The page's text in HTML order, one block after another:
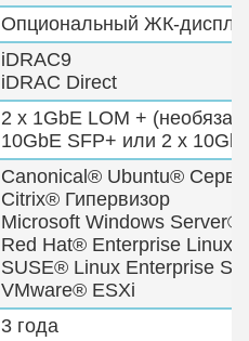
Опциональный ЖК-
iDRAC9
iDRAC Direct
2 x 1GbE LOM +
10GbE SFP+ или 2 x
Canonical® Ubuntu®
Citrix® Гипервизор
Microsoft Windows
Red Hat® Enterprise Linux
SUSE® Linux Enterprise
VMware® ESXi
3 года